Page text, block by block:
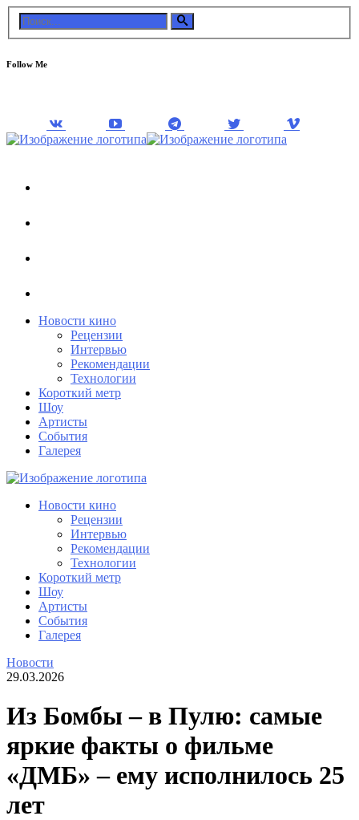
Follow Me
Новости кино
Рецензии
Интервью
Рекомендации
Технологии
Короткий метр
Шоу
Артисты
События
Галерея
Новости кино
Рецензии
Интервью
Рекомендации
Технологии
Короткий метр
Шоу
Артисты
События
Галерея
Новости
29.03.2026
Из Бомбы – в Пулю: самые
яркие факты о фильме
«ДМБ» – ему исполнилось 25
лет